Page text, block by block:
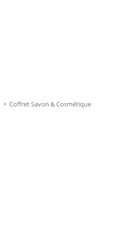
> Coffret Savon & Cosmétique